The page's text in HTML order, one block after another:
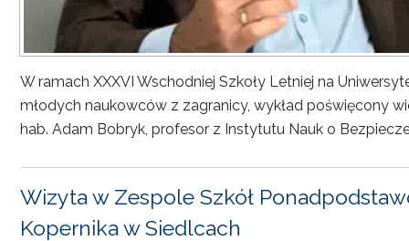
W ramach XXXVI Wschodniej Szkoły Letniej na
młodych naukowców z zagranicy, wykład poświęcony
hab. Adam Bobryk, profesor z Instytutu Nauk o
Wizyta w Zespole Szkół
Kopernika w Siedlcach